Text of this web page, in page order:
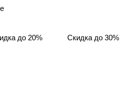
до 20% Скидка до 30%